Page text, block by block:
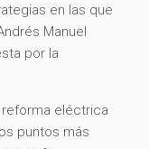
en las que
Manuel
por la
eléctrica
puntos más